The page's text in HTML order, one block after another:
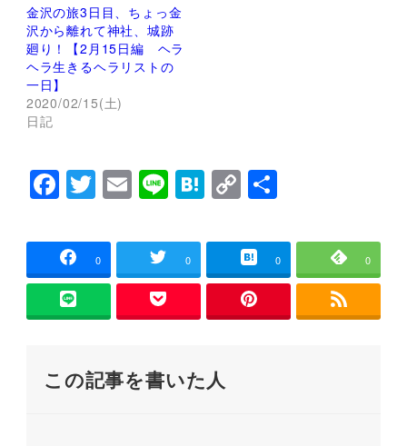
ィ
ン
ド
ウ
で
開
き
ま
す
)
く
だ
さ
い
(
新
ウ
開
き
ま
金沢の旅3日目、ちょっ金
沢から離れて神社、城跡
廻り！【2月15日編 ヘラ
ヘラ生きるヘラリストの
一日】
2020/02/15(土)
日記
F
a
c
e
b
o
k
T
wi
tt
er
E
m
ai
l
Li
n
e
H
at
e
n
C
o
p
y
Li
n
共
0 0 0 0
この記事を書いた人